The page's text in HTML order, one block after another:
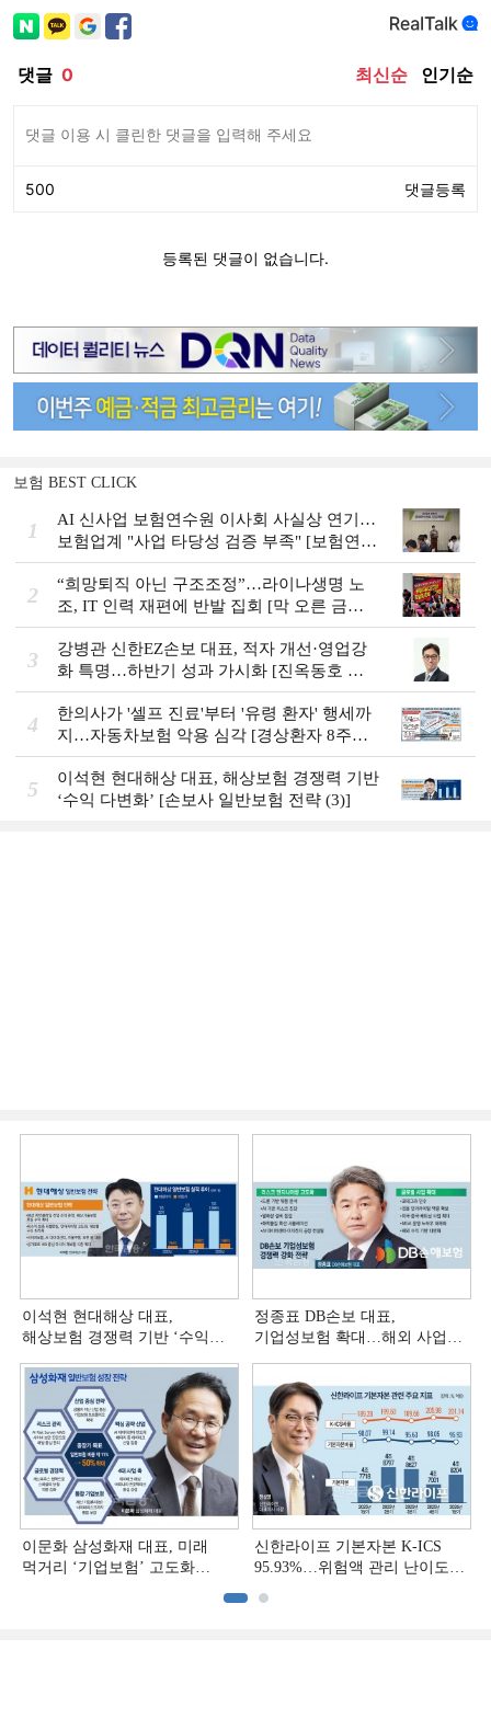
보험 BEST CLICK
1
AI 신사업 보험연수원 이사회 사실상 연기…
보험업계 "사업 타당성 검증 부족" [보험연수
원 AI사업 논란]
2
“희망퇴직 아닌 구조조정”…라이나생명 노
조, IT 인력 재편에 반발 집회 [막 오른 금융
권 하투(夏鬪)]
3
강병관 신한EZ손보 대표, 적자 개선·영업강
화 특명…하반기 성과 가시화 [진옥동호 신
한금융, 부스트업 점검]
4
한의사가 '셀프 진료'부터 '유령 환자' 행세까
지…자동차보험 악용 심각 [경상환자 8주룰
도입 초읽기]
5
이석현 현대해상 대표, 해상보험 경쟁력 기반
‘수익 다변화ʼ [손보사 일반보험 전략 (3)]
이석현 현대해상 대표,
해상보험 경쟁력 기반 ‘수익
(3)]
정종표 DB손보 대표,
기업성보험 확대…해외 사업
이문화 삼성화재 대표, 미래
먹거리 ‘기업보험’ 고도화
신한라이프 기본자본 K-ICS
95.93%…위험액 관리 난이도